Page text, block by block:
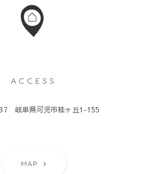
ACCESS
岐阜県可児市桂ヶ丘1-155
MAP